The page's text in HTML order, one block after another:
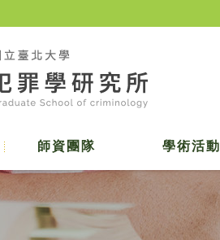
師資團隊 學術活動